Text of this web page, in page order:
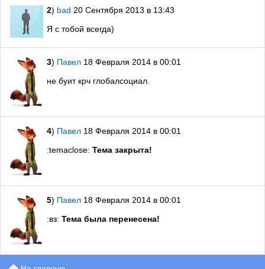
2) bad 20 Сентября 2013 в 13:43
Я с тобой всегда)
3) Павел 18 Февраля 2014 в 00:01
не буит крч глобалсоциал.
4) Павел 18 Февраля 2014 в 00:01
:temaclose: Тема закрыта!
5) Павел 18 Февраля 2014 в 00:01
:вз: Тема была перенесена!